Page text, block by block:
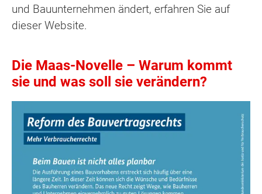
und Bauunternehmen ändert, erfahren Sie auf
dieser Website.
Die Maas-Novelle – Warum kommt
sie und was soll sie verändern?